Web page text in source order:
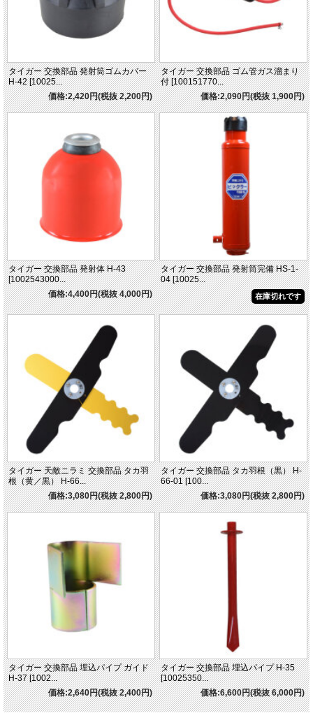
タイガー 交換部品 発射筒ゴムカバー
H-42 [10025...
価格:2,420円(税抜 2,200円)
タイガー 交換部品 ゴム管ガス溜まり
付 [100151770...
価格:2,090円(税抜 1,900円)
タイガー 交換部品 発射体 H-43
[1002543000...
価格:4,400円(税抜 4,000円)
タイガー 交換部品 発射筒完備 HS-1-
04 [10025...
在庫切れです
タイガー 天敵ニラミ 交換部品 タカ羽
根（黄／黒） H-66...
価格:3,080円(税抜 2,800円)
タイガー 交換部品 タカ羽根（黒） H-
66-01 [100...
価格:3,080円(税抜 2,800円)
タイガー 交換部品 埋込パイプ ガイド
H-37 [1002...
価格:2,640円(税抜 2,400円)
タイガー 交換部品 埋込パイプ H-35
[10025350...
価格:6,600円(税抜 6,000円)